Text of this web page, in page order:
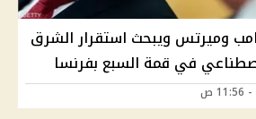
وميرتس ويبحث استقرار الشرق
في قمة السبع بفرنسا